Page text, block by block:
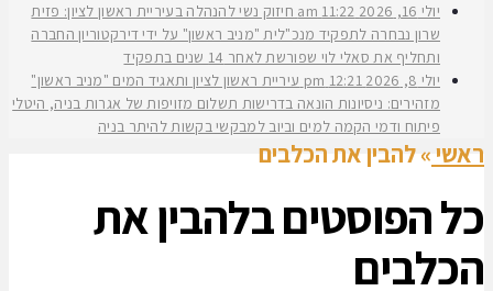
יולי 16, 2026
11:22 am
חיזוק נשי להנהלה בעיריית ראשון לציון: פזית
שרון נבחרה לתפקיד מנכ"לית "מניב ראשון" על ידי דירקטוריון החברה
ותחליף את סאלי לוי שפורשת לאחר 14 שנים בתפקיד
יולי 8, 2026
12:21 pm
עיריית ראשון לציון ותאגיד המים "מניב ראשון"
מזהירים: ניסיונות הונאה בדרישות תשלום מזויפות של אגרות בניה, היטלי
פיתוח ודמי הקמה למים וביוב למבקשי בקשות להיתר בניה
ראשי»להבין את הכלבים
כל הפוסטים בלהבין את
הכלבים